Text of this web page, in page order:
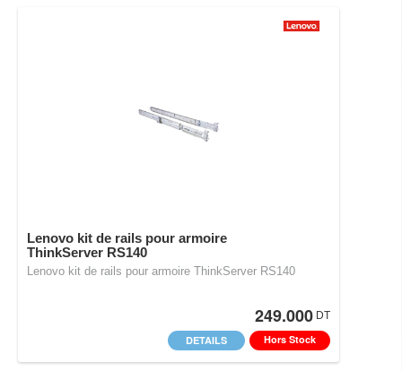
Lenovo kit de rails pour armoire
ThinkServer RS140
Lenovo kit de rails pour armoire ThinkServer RS140
249.000 DT
Hors Stock
DETAILS